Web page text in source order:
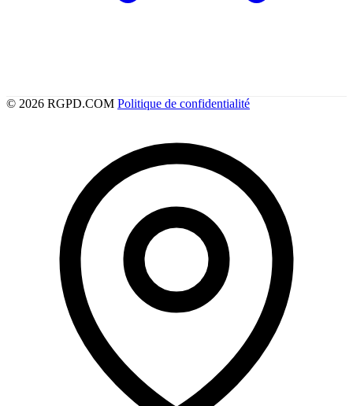
© 2026 RGPD.COM Politique de confidentialité